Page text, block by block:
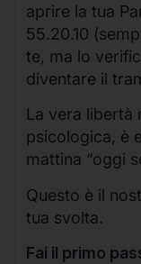
aprire la tua
55.20.10
te, ma lo
diventare il
La vera libertà
psicologica, è
mattina “oggi
Questo è il
tua svolta.
Fai il primo